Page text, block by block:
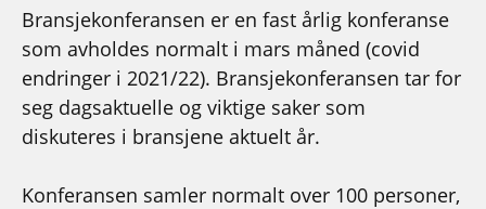
Bransjekonferansen er en fast årlig konferanse
som avholdes normalt i mars måned (covid
endringer i 2021/22). Bransjekonferansen tar for
seg dagsaktuelle og viktige saker som
diskuteres i bransjene aktuelt år.
Konferansen samler normalt over 100 personer,